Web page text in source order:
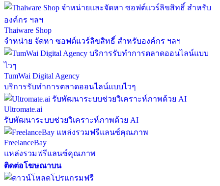
Thaiware Shop
จำหน่าย จัดหา ซอฟต์แวร์ลิขสิทธิ์ สำหรับองค์กร ฯลฯ
TumWai Digital Agency
บริการรับทำการตลาดออนไลน์แบบไวๆ
Ultromate.ai
รับพัฒนาระบบช่วยวิเคราะห์ภาพด้วย AI
FreelanceBay
แหล่งรวมฟรีแลนซ์คุณภาพ
ติดต่อโฆษณาบน